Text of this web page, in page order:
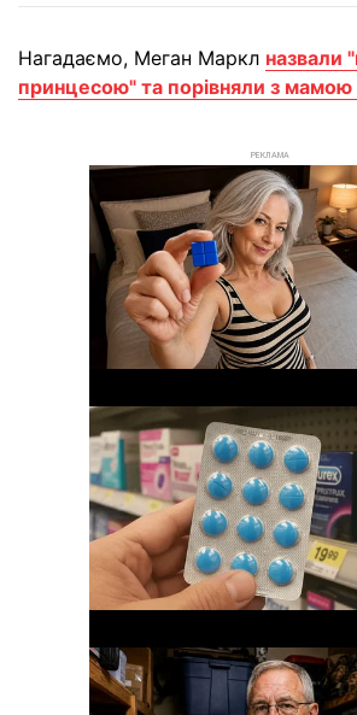
Нагадаємо, Меган Маркл назвали
принцесою" та порівняли з мамою
РЕКЛАМА